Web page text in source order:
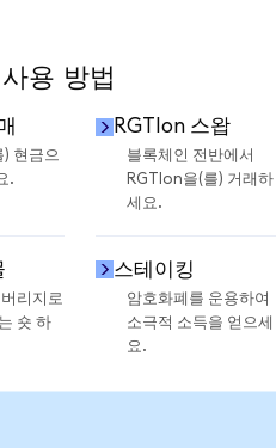
용 방법
) 현금으
.
RGTIon 스왑
블록체인 전반에서
RGTIon을(를) 거래하
세요.
리지로
숏 하
스테이킹
암호화폐를 운용하여
소극적 소득을 얻으세
요.